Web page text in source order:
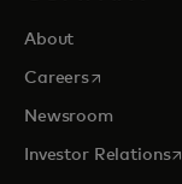
About
Careersopens in a
Newsroom
Investor Relations